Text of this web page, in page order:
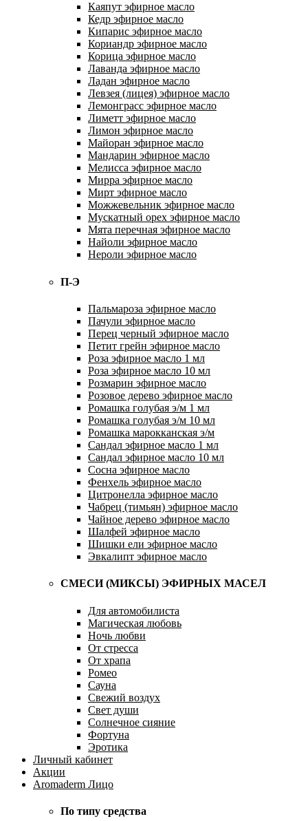
Каяпут эфирное масло
Кедр эфирное масло
Кипарис эфирное масло
Кориандр эфирное масло
Корица эфирное масло
Лаванда эфирное масло
Ладан эфирное масло
Левзея (лицея) эфирное масло
Лемонграсс эфирное масло
Лиметт эфирное масло
Лимон эфирное масло
Майоран эфирное масло
Мандарин эфирное масло
Мелисса эфирное масло
Мирра эфирное масло
Мирт эфирное масло
Можжевельник эфирное масло
Мускатный орех эфирное масло
Мята перечная эфирное масло
Найоли эфирное масло
Нероли эфирное масло
П-Э
Пальмароза эфирное масло
Пачули эфирное масло
Перец черный эфирное масло
Петит грейн эфирное масло
Роза эфирное масло 1 мл
Роза эфирное масло 10 мл
Розмарин эфирное масло
Розовое дерево эфирное масло
Ромашка голубая э/м 1 мл
Ромашка голубая э/м 10 мл
Ромашка марокканская э/м
Сандал эфирное масло 1 мл
Сандал эфирное масло 10 мл
Сосна эфирное масло
Фенхель эфирное масло
Цитронелла эфирное масло
Чабрец (тимьян) эфирное масло
Чайное дерево эфирное масло
Шалфей эфирное масло
Шишки ели эфирное масло
Эвкалипт эфирное масло
СМЕСИ (МИКСЫ) ЭФИРНЫХ МАСЕЛ
Для автомобилиста
Магическая любовь
Ночь любви
От стресса
От храпа
Ромео
Сауна
Свежий воздух
Свет души
Солнечное сияние
Фортуна
Эротика
Личный кабинет
Акции
Aromaderm Лицо
По типу средства